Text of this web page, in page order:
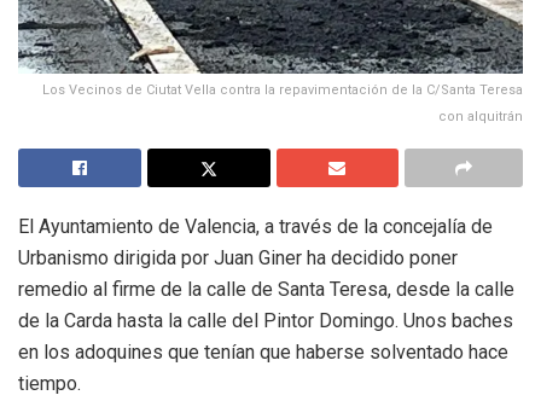
Los Vecinos de Ciutat Vella contra la repavimentación de la C/Santa Teresa
con alquitrán
El Ayuntamiento de Valencia, a través de la concejalía de
Urbanismo dirigida por Juan Giner ha decidido poner
remedio al firme de la calle de Santa Teresa, desde la calle
de la Carda hasta la calle del Pintor Domingo. Unos baches
en los adoquines que tenían que haberse solventado hace
tiempo.